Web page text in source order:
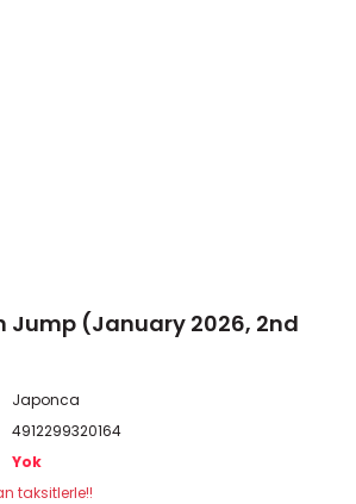
Jump (January 2026, 2nd
Japonca
4912299320164
Yok
taksitlerle!!